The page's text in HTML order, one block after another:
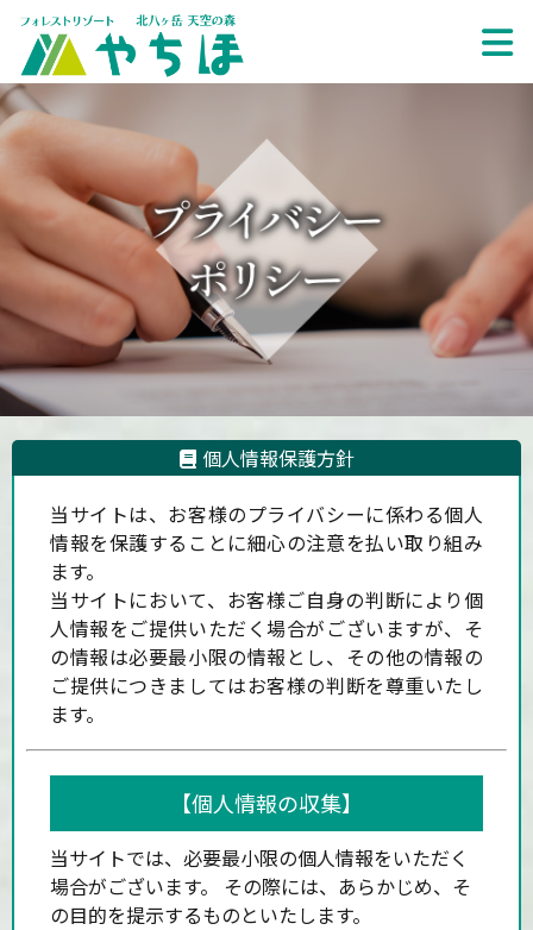
個人情報保護方針
当サイトは、お客様のプライバシーに係わる個人
情報を保護することに細心の注意を払い取り組み
ます。
当サイトにおいて、お客様ご自身の判断により個
人情報をご提供いただく場合がございますが、そ
の情報は必要最小限の情報とし、その他の情報の
ご提供につきましてはお客様の判断を尊重いたし
ます。
【個人情報の収集】
当サイトでは、必要最小限の個人情報をいただく
場合がございます。 その際には、あらかじめ、そ
の目的を提示するものといたします。